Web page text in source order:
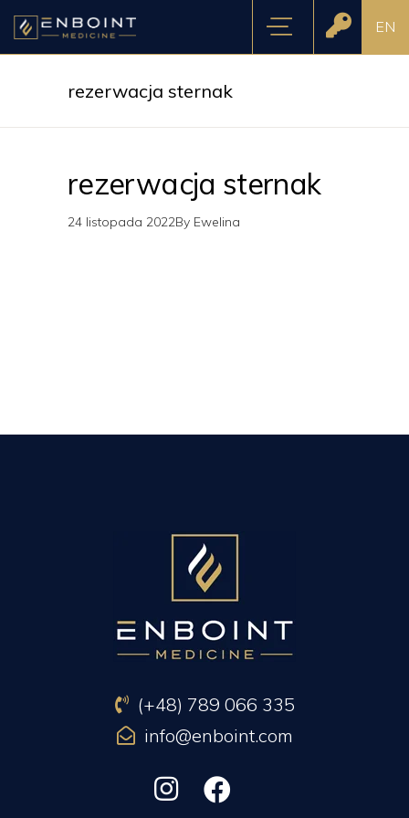
EN
rezerwacja sternak
rezerwacja sternak
24 listopada 2022By Ewelina
(+48) 789 066 335
info@enboint.com